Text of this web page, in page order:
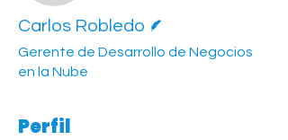
Carlos Robledo
Gerente de Desarrollo de Negocios
en la Nube
Perfil